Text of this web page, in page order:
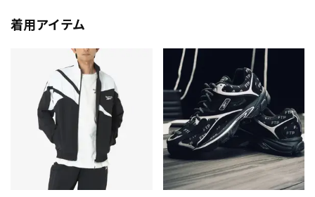
着用アイテム